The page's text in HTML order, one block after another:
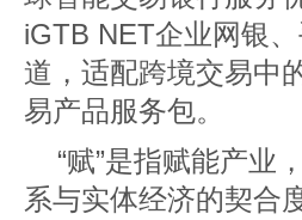
iGTB NET企业网银
道，适配跨境交易中
易产品服务包。
“赋”是指赋能产业
系与实体经济的契合